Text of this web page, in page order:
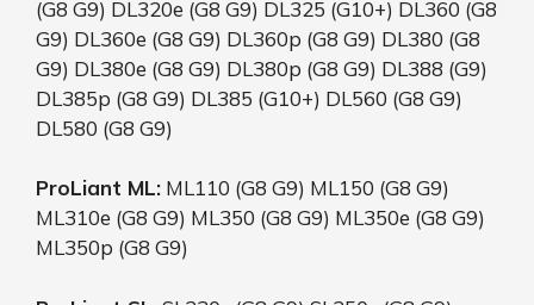
(G8 G9) DL320e (G8 G9) DL325 (G10+) DL360 (G8
G9) DL360e (G8 G9) DL360p (G8 G9) DL380 (G8
G9) DL380e (G8 G9) DL380p (G8 G9) DL388 (G9)
DL385p (G8 G9) DL385 (G10+) DL560 (G8 G9)
DL580 (G8 G9)
ProLiant ML: ML110 (G8 G9) ML150 (G8 G9)
ML310e (G8 G9) ML350 (G8 G9) ML350e (G8 G9)
ML350p (G8 G9)